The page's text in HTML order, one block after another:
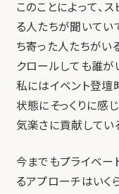
このことによって、
る人たちが聞いてい
ち寄った人たちがい
クロールしても誰が
私にはイベント登
状態にそっくりに感
気楽さに貢献してい
今までもプライベー
るアプローチはいく